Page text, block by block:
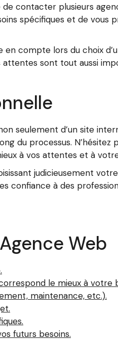
contacter plusieurs
spécifiques et de vous
compte lors du choix
sont tout aussi
seulement d’un site
du processus. N’hésitez
à vos attentes et à
judicieusement
confiance à des
Web
le mieux à votre
maintenance, etc.).
futurs besoins.